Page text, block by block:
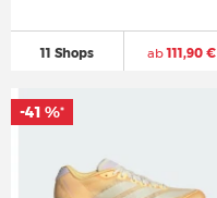
11 Shops ab111,90 €
-41 %*
-41 %*